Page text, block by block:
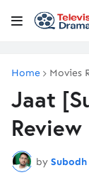
Home Movies
Jaat
by